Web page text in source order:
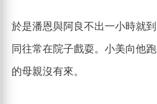
於是潘恩與阿良不出一小時就
同往常在院子戲耍。小美向他
的母親沒有來。